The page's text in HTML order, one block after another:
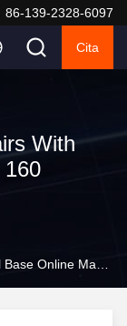
86-139-2328-6097
Cita
With